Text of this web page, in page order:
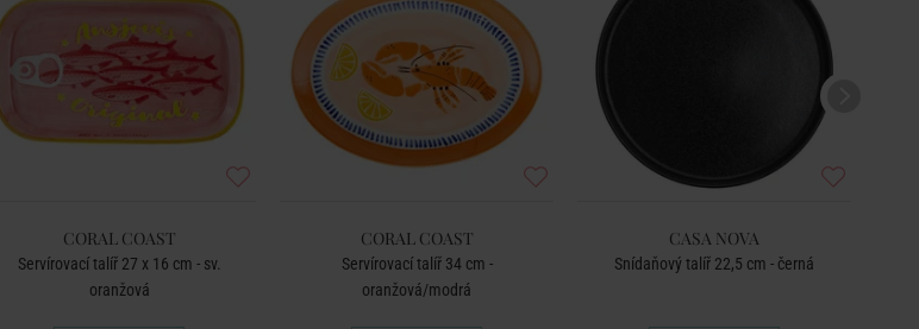
CORAL COAST
Servírovací talíř 27 x 16 cm - sv.
oranžová
CORAL COAST
Servírovací talíř 34 cm -
oranžová/modrá
CASA NOVA
Snídaňový talíř 22,5 cm - černá